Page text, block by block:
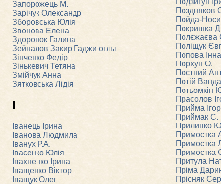
Запорожець М.
Зарічук Олександр
Зборовська Юлія
Звонова Елена
Здоронок Галина
Зейналов Закир Гаджи оглы
Зінченко Федір
Зінькевич Тетяна
Змійчук Анна
Зятковська Лідія
І
Іванець Ірина
Іванова Людмила
Іванух Р.А.
Івасенко Юлія
Івахненко Ірина
Іващенко Віктор
Іващук Олег
Подзигун
Поздняков
Пойда-
Покришка
Полєжаєва
Поліщук
Попова Інна
Порхун О.
Постний
Потій Ванда
Потьомкін
Прасолов
Прийма Ігор
Приймак С.
Прилипко
Примостка
Примостка
Примостка
Притула
Пріма
Прісняк